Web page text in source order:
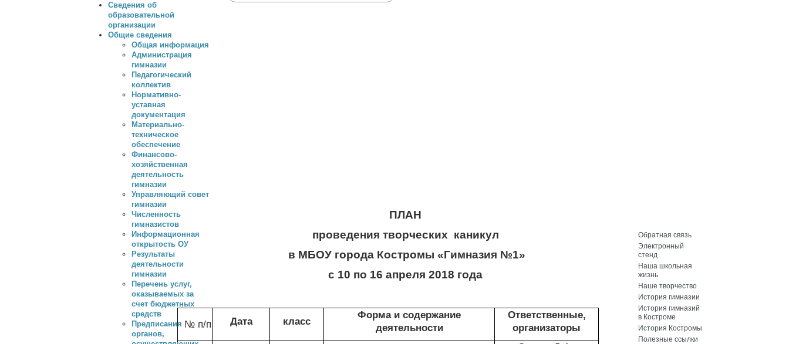
Сведения об
образовательной
организации
Общие сведения
Общая информация
Администрация
гимназии
Педагогический
коллектив
Нормативно-
уставная
документация
Материально-
техническое
обеспечение
Финансово-
хозяйственная
деятельность
гимназии
Управляющий совет
гимназии
Численность
гимназистов
Информационная
открытость ОУ
Результаты
деятельности
гимназии
Перечень услуг,
оказываемых за
счет бюджетных
средств
Предписания
органов,
ПЛАН
проведения творческих каникул
в МБОУ города Костромы «Гимназия №1»
с 10 по 16 апреля 2018 года
№ п/п Дата класс
Форма и содержание
деятельности
Ответственные,
организаторы
Обратная связь
Электронный
стенд
Наша школьная
жизнь
Наше творчество
История гимназии
История гимназий
в Костроме
История Костромы
Полезные ссылки